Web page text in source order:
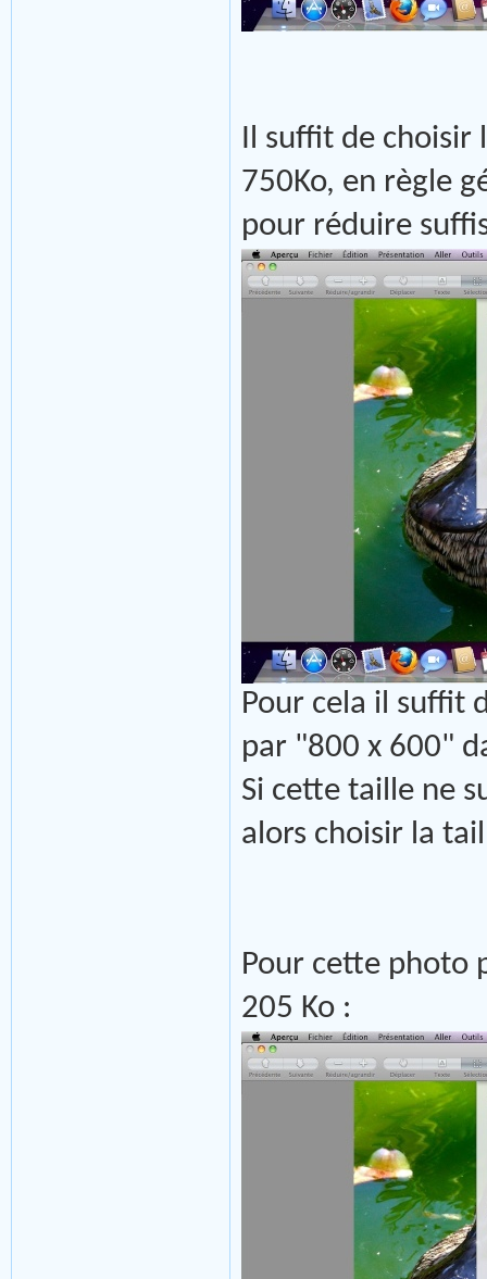
Il suffit de choisir
750Ko, en règle
pour réduire
Pour cela il suffit
par "800 x 600"
Si cette taille ne
alors choisir la
Pour cette photo
205 Ko :